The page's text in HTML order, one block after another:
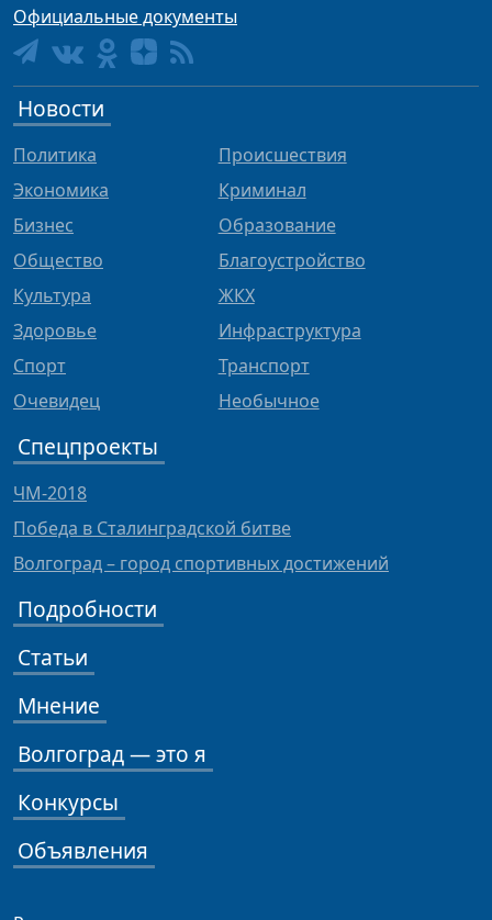
Официальные документы
Новости
Политика
Экономика
Бизнес
Общество
Культура
Здоровье
Спорт
Очевидец
Происшествия
Криминал
Образование
Благоустройство
ЖКХ
Инфраструктура
Транспорт
Необычное
Спецпроекты
ЧМ-2018
Победа в Сталинградской битве
Волгоград – город спортивных достижений
Подробности
Статьи
Мнение
Волгоград — это я
Конкурсы
Объявления